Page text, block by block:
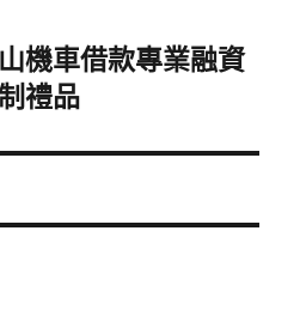
機車借款專業融資
禮品